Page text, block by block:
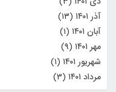
آذر ۱۴۰۱
(۱۳)
آبان ۱۴۰۱
(۱)
مهر ۱۴۰۱
(۹)
شهریور ۱۴۰۱
(۱)
مرداد ۱۴۰۱
(۳)